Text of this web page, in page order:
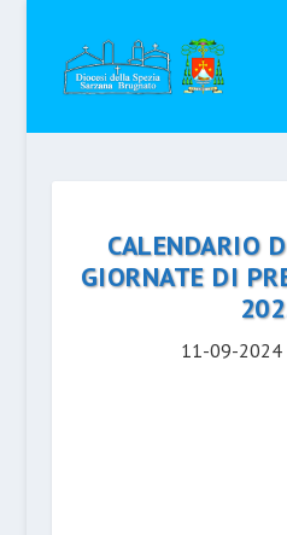
CALENDARIO
GIORNATE DI
11-09-2024